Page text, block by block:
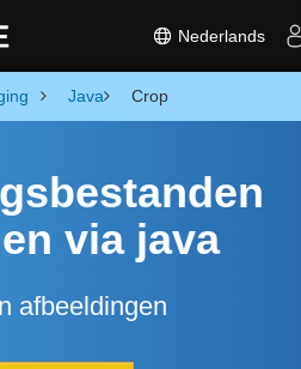
Nederlands
Java Crop
via java
afbeeldingen